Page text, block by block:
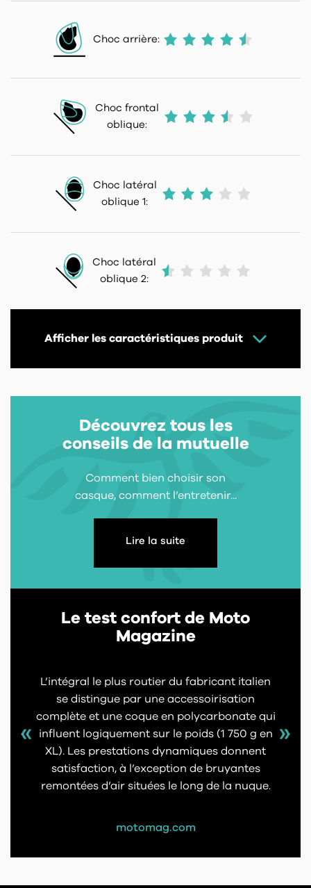
Choc arrière:
Choc frontal
oblique:
Choc latéral
oblique 1:
Choc latéral
oblique 2:
Afficher les caractéristiques produit
Découvrez tous les
conseils de la mutuelle
Comment bien choisir son
casque, comment l’entretenir...
Lire la suite
Le test confort de Moto
Magazine
L’intégral le plus routier du fabricant italien
se distingue par une accessoirisation
complète et une coque en polycarbonate qui
influent logiquement sur le poids (1 750 g en
XL). Les prestations dynamiques donnent
satisfaction, à l’exception de bruyantes
remontées d’air situées le long de la nuque.
motomag.com